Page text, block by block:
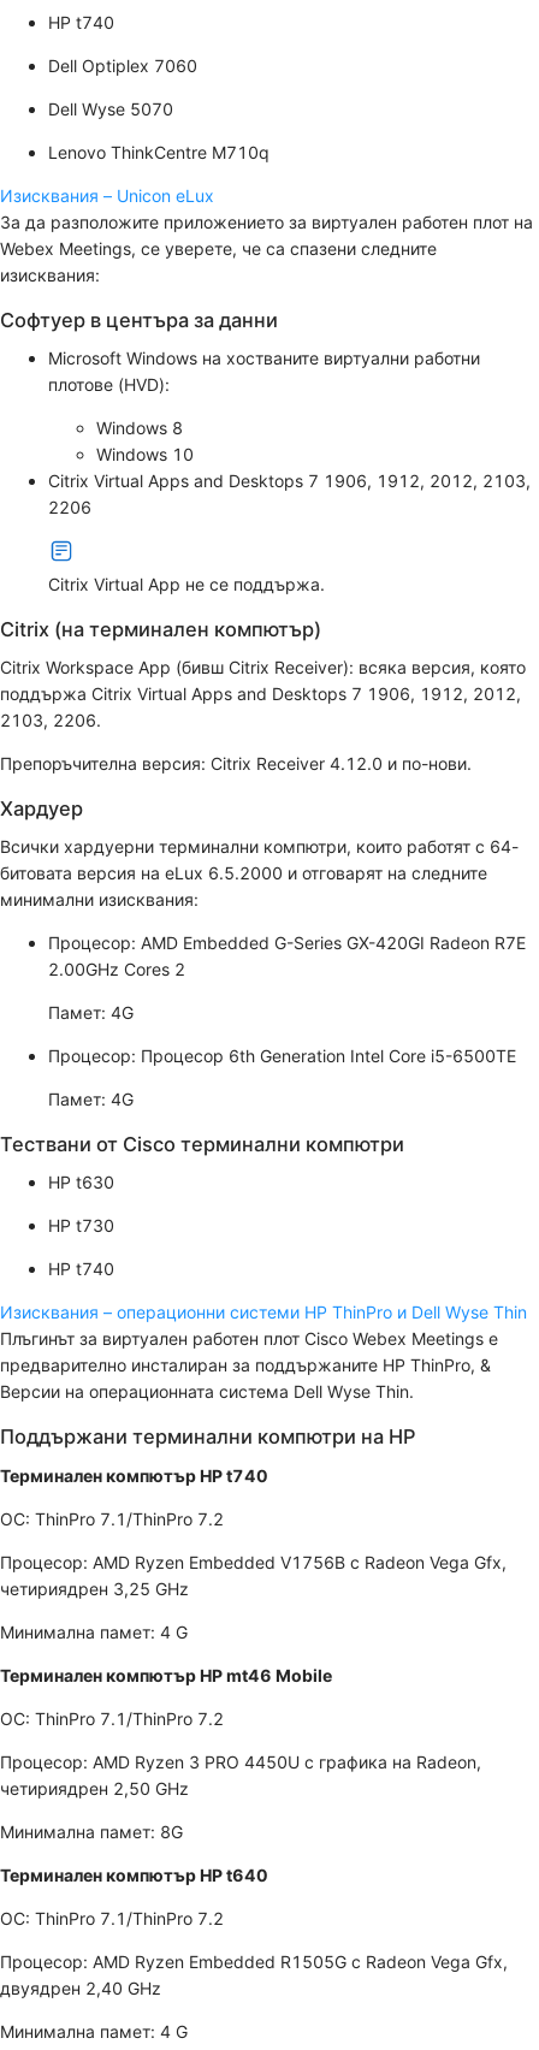
HP t740
Dell Optiplex 7060
Dell Wyse 5070
Lenovo ThinkCentre M710q
Изисквания – Unicon eLux
За да разположите приложението за виртуален работен плот на
Webex Meetings, се уверете, че са спазени следните
изисквания:
Софтуер в центъра за данни
Microsoft Windows на хостваните виртуални работни
плотове (HVD):
Windows 8
Windows 10
Citrix Virtual Apps and Desktops 7 1906, 1912, 2012, 2103,
2206
Citrix Virtual App не се поддържа.
Citrix (на терминален компютър)
Citrix Workspace App (бивш Citrix Receiver): всяка версия, която
поддържа Citrix Virtual Apps and Desktops 7 1906, 1912, 2012,
2103, 2206.
Препоръчителна версия: Citrix Receiver 4.12.0 и по-нови.
Хардуер
Всички хардуерни терминални компютри, които работят с 64-
битовата версия на eLux 6.5.2000 и отговарят на следните
минимални изисквания:
Процесор: AMD Embedded G-Series GX-420GI Radeon R7E
2.00GHz Cores 2
Памет: 4G
Процесор: Процесор 6th Generation Intel Core i5-6500TE
Памет: 4G
Тествани от Cisco терминални компютри
HP t630
HP t730
HP t740
Изисквания – операционни системи HP ThinPro и Dell Wyse Thin
Плъгинът за виртуален работен плот Cisco Webex Meetings е
предварително инсталиран за поддържаните HP ThinPro, &
Версии на операционната система Dell Wyse Thin.
Поддържани терминални компютри на HP
Терминален компютър HP t740
ОС: ThinPro 7.1/ThinPro 7.2
Процесор: AMD Ryzen Embedded V1756B с Radeon Vega Gfx,
четириядрен 3,25 GHz
Минимална памет: 4 G
Терминален компютър HP mt46 Mobile
ОС: ThinPro 7.1/ThinPro 7.2
Процесор: AMD Ryzen 3 PRO 4450U с графика на Radeon,
четириядрен 2,50 GHz
Минимална памет: 8G
Терминален компютър HP t640
ОС: ThinPro 7.1/ThinPro 7.2
Процесор: AMD Ryzen Embedded R1505G с Radeon Vega Gfx,
двуядрен 2,40 GHz
Минимална памет: 4 G